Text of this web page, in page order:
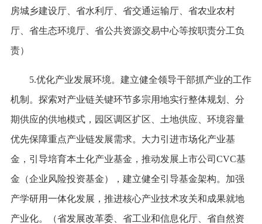
房城乡建设厅、省水利厅、省交通运输厅、省农业农村
厅、省生态环境厅、省公共资源交易中心等按职责分工负
责）
5.优化产业发展环境。建立健全领导干部抓产业的工作
机制。探索对产业链关键环节多宗用地实行整体规划、分
期供应的供地模式，园区调区扩区、土地供应、环境容量
优先保障重点产业链发展需求。大力引进市场化产业基
金，引导培育本土化产业基金，推动发展上市公司CVC基
金（企业风险投资基金），建立健全引导基金架构。加强
产学研用一体化发展，推进核心产业技术攻关和成果就地
产业化。（省发展改革委、省工业和信息化厅、省自然资